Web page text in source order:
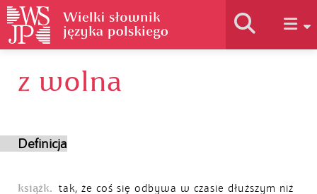
Historia słownika
z wolna
Definicja
książk. tak, że coś się odbywa w czasie dłuższym niż